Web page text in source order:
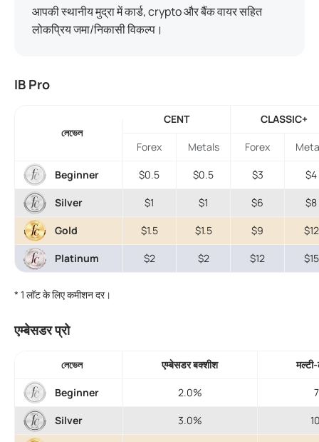
आपकी स्थानीय मुद्रा में कार्ड, crypto और बैंक वायर सहित
लोकप्रिय जमा/निकासी विकल्प।
IB Pro
লেভেল
CENT CLASSIC+
Forex Metals Forex
Beginner $0.5 $0.5 $3 $4
Silver $1 $1 $6 $8
Gold $1.5 $1.5 $9 $12
Platinum $2 $2 $12 $15
* 1 लॉट के लिए कमीशन दर।
एम्बेसडर प्रो
লেভেল एम्बेसडर बक्शीश
Beginner 2.0%
Silver 3.0%